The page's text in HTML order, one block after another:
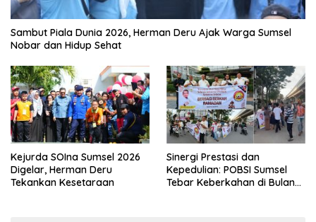
Sambut Piala Dunia 2026, Herman Deru Ajak Warga Sumsel
Nobar dan Hidup Sehat
Kejurda SOIna Sumsel 2026
Digelar, Herman Deru
Tekankan Kesetaraan
Sinergi Prestasi dan
Kepedulian: POBSI Sumsel
Tebar Keberkahan di Bulan